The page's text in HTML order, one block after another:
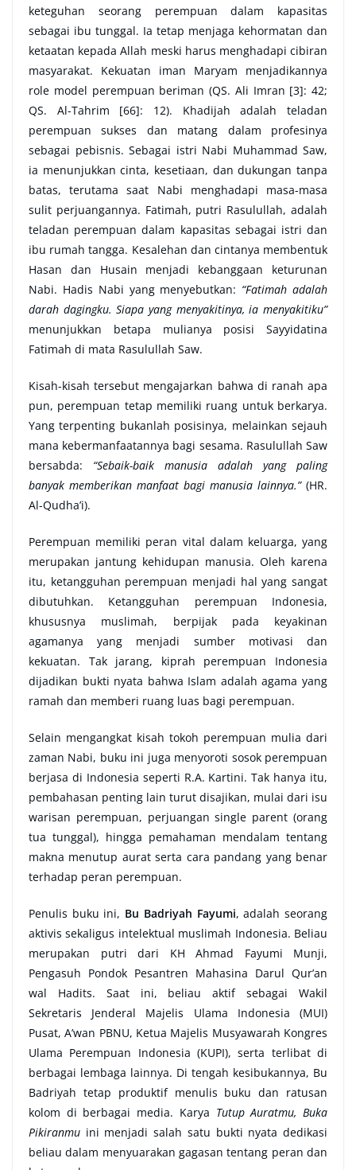
keteguhan seorang perempuan dalam kapasitas
sebagai ibu tunggal. Ia tetap menjaga kehormatan dan
ketaatan kepada Allah meski harus menghadapi cibiran
masyarakat. Kekuatan iman Maryam menjadikannya
role model perempuan beriman (QS. Ali Imran [3]: 42;
QS. Al-Tahrim [66]: 12). Khadijah adalah teladan
perempuan sukses dan matang dalam profesinya
sebagai pebisnis. Sebagai istri Nabi Muhammad Saw,
ia menunjukkan cinta, kesetiaan, dan dukungan tanpa
batas, terutama saat Nabi menghadapi masa-masa
sulit perjuangannya. Fatimah, putri Rasulullah, adalah
teladan perempuan dalam kapasitas sebagai istri dan
ibu rumah tangga. Kesalehan dan cintanya membentuk
Hasan dan Husain menjadi kebanggaan keturunan
Nabi. Hadis Nabi yang menyebutkan: “Fatimah adalah
darah dagingku. Siapa yang menyakitinya, ia menyakitiku”
menunjukkan betapa mulianya posisi Sayyidatina
Fatimah di mata Rasulullah Saw.
Kisah-kisah tersebut mengajarkan bahwa di ranah apa
pun, perempuan tetap memiliki ruang untuk berkarya.
Yang terpenting bukanlah posisinya, melainkan sejauh
mana kebermanfaatannya bagi sesama. Rasulullah Saw
bersabda: “Sebaik-baik manusia adalah yang paling
banyak memberikan manfaat bagi manusia lainnya.”(HR.
Al-Qudha’i).
Perempuan memiliki peran vital dalam keluarga, yang
merupakan jantung kehidupan manusia. Oleh karena
itu, ketangguhan perempuan menjadi hal yang sangat
dibutuhkan. Ketangguhan perempuan Indonesia,
khususnya muslimah, berpijak pada keyakinan
agamanya yang menjadi sumber motivasi dan
kekuatan. Tak jarang, kiprah perempuan Indonesia
dijadikan bukti nyata bahwa Islam adalah agama yang
ramah dan memberi ruang luas bagi perempuan.
Selain mengangkat kisah tokoh perempuan mulia dari
zaman Nabi, buku ini juga menyoroti sosok perempuan
berjasa di Indonesia seperti R.A. Kartini. Tak hanya itu,
pembahasan penting lain turut disajikan, mulai dari isu
warisan perempuan, perjuangan single parent (orang
tua tunggal), hingga pemahaman mendalam tentang
makna menutup aurat serta cara pandang yang benar
terhadap peran perempuan.
Penulis buku ini, Bu Badriyah Fayumi, adalah seorang
aktivis sekaligus intelektual muslimah Indonesia. Beliau
merupakan putri dari KH Ahmad Fayumi Munji,
Pengasuh Pondok Pesantren Mahasina Darul Qur’an
wal Hadits. Saat ini, beliau aktif sebagai Wakil
Sekretaris Jenderal Majelis Ulama Indonesia (MUI)
Pusat, A’wan PBNU, Ketua Majelis Musyawarah Kongres
Ulama Perempuan Indonesia (KUPI), serta terlibat di
berbagai lembaga lainnya. Di tengah kesibukannya, Bu
Badriyah tetap produktif menulis buku dan ratusan
kolom di berbagai media. Karya Tutup Auratmu, Buka
Pikiranmu ini menjadi salah satu bukti nyata dedikasi
beliau dalam menyuarakan gagasan tentang peran dan